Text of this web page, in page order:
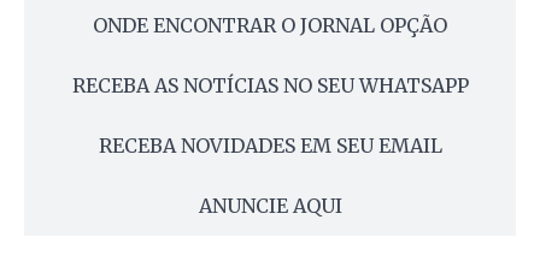
ONDE ENCONTRAR O JORNAL OPÇÃO
RECEBA AS NOTÍCIAS NO SEU WHATSAPP
RECEBA NOVIDADES EM SEU EMAIL
ANUNCIE AQUI